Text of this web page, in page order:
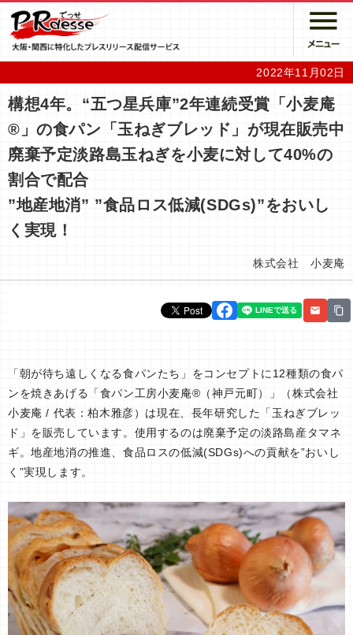
2022年11月02日
構想4年。“五つ星兵庫”2年連続受賞「小麦庵
®」の食パン「玉ねぎブレッド」が現在販売中
廃棄予定淡路島玉ねぎを小麦に対して40%の
割合で配合
”地産地消” ”食品ロス低減(SDGs)”をおいし
く実現！
株式会社 小麦庵
「朝が待ち遠しくなる食パンたち」をコンセプトに12種類の食パ
ンを焼きあげる「食パン工房小麦庵®（神戸元町）」（株式会社
小麦庵 / 代表：柏木雅彦）は現在、長年研究した「玉ねぎブレッ
ド」を販売しています。使用するのは廃棄予定の淡路島産タマネ
ギ。地産地消の推進、食品ロスの低減(SDGs)への貢献を”おいし
く”実現します。